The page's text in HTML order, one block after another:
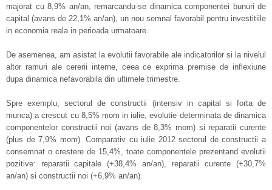
majorat cu 8,9% an/an, remarcandu-se dinamica componentei bunuri de
capital (avans de 22,1% an/an), un nou semnal favorabil pentru investitiile
in economia reala in perioada urmatoare.
De asemenea, am asistat la evolutii favorabile ale indicatorilor si la nivelul
altor ramuri ale cererii interne, ceea ce exprima premise de inflexiune
dupa dinamica nefavorabila din ultimele trimestre.
Spre exemplu, sectorul de constructii (intensiv in capital si forta de
munca) a crescut cu 8,5% mom in iulie, evolutie determinata de dinamica
componentelor constructii noi (avans de 8,3% mom) si reparatii curente
(plus de 7,9% mom). Comparativ cu iulie 2012 sectorul de constructii a
consemnat o crestere de 15,4%, toate componentele prezentand evolutii
pozitive: reparatii capitale (+38,4% an/an), reparatii curente (+30,7%
an/an) si constructii noi (+6,9% an/an).